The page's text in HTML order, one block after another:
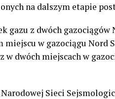
na dalszym etapie
gazu z dwóch gazociągów
miejscu w gazociągu Nord
dwóch miejscach w
Sieci